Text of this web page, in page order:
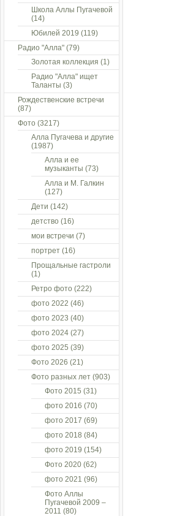
Школа Аллы Пугачевой
(14)
Юбилей 2019 (119)
Радио "Алла" (79)
Золотая коллекция (1)
Радио "Алла" ищет
Таланты (3)
Рождественские встречи
(87)
Фото (3217)
Алла Пугачева и другие
(1987)
Алла и ее
музыканты (73)
Алла и М. Галкин
(127)
Дети (142)
детство (16)
мои встречи (7)
портрет (16)
Прощальные гастроли
(1)
Ретро фото (222)
фото 2022 (46)
фото 2023 (40)
фото 2024 (27)
фото 2025 (39)
Фото 2026 (21)
Фото разных лет (903)
Фото 2015 (31)
фото 2016 (70)
фото 2017 (69)
фото 2018 (84)
фото 2019 (154)
Фото 2020 (62)
фото 2021 (96)
Фото Аллы
Пугачевой 2009 –
2011 (80)